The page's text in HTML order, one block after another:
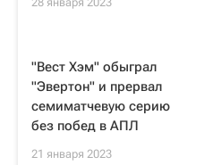
"Вест Хэм" обыграл
"Эвертон" и прервал
семиматчевую серию
без побед в АПЛ
21 января 2023